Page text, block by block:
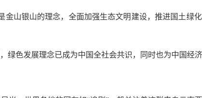
金山银山的理念，全面加强生态文明建设，推进国土绿
色发展理念已成为中国全社会共识，同时也为中国经济